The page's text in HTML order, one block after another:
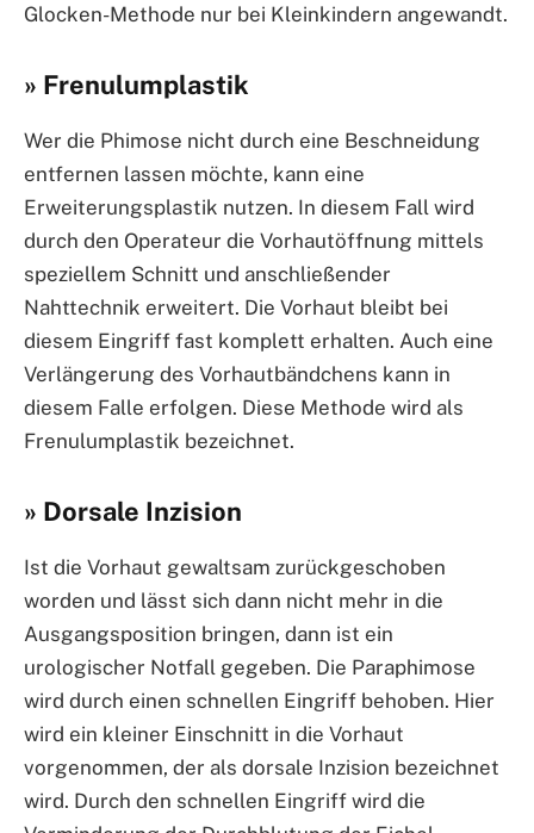
Glocken-Methode nur bei Kleinkindern angewandt.
» Frenulumplastik
Wer die Phimose nicht durch eine Beschneidung
entfernen lassen möchte, kann eine
Erweiterungsplastik nutzen. In diesem Fall wird
durch den Operateur die Vorhautöffnung mittels
speziellem Schnitt und anschließender
Nahttechnik erweitert. Die Vorhaut bleibt bei
diesem Eingriff fast komplett erhalten. Auch eine
Verlängerung des Vorhautbändchens kann in
diesem Falle erfolgen. Diese Methode wird als
Frenulumplastik bezeichnet.
» Dorsale Inzision
Ist die Vorhaut gewaltsam zurückgeschoben
worden und lässt sich dann nicht mehr in die
Ausgangsposition bringen, dann ist ein
urologischer Notfall gegeben. Die Paraphimose
wird durch einen schnellen Eingriff behoben. Hier
wird ein kleiner Einschnitt in die Vorhaut
vorgenommen, der als dorsale Inzision bezeichnet
wird. Durch den schnellen Eingriff wird die